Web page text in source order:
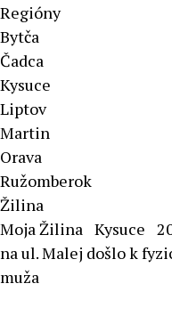
Regióny
Bytča
Čadca
Kysuce
Liptov
Martin
Orava
Ružomberok
Žilina
Moja Žilina Kysuce
na ul. Malej došlo k
muža